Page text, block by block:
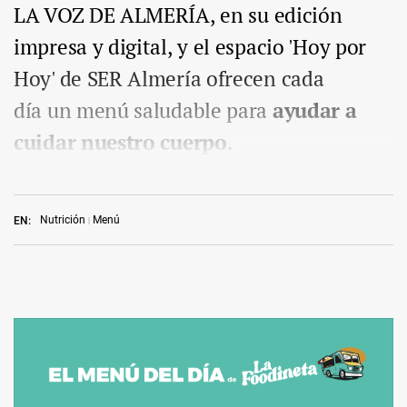
EN: Nutrición Menú
LA VOZ DE ALMERÍA, en su edición
impresa y digital, y el espacio 'Hoy por
Hoy' de SER Almería ofrecen cada
día un menú saludable para ayudar a
cuidar nuestro cuerpo.